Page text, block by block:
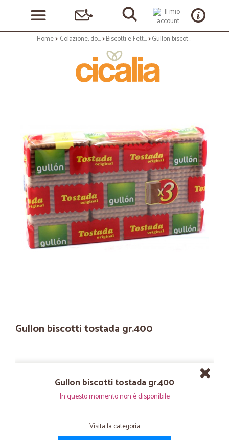
Home Colazione, dolciumi e snack Biscotti e Fette Biscottate Gullon biscotti tostada gr.400
Gullon biscotti tostada gr.400
Gullon biscotti tostada gr.400
In questo momento non è disponibile
Visita la categoria